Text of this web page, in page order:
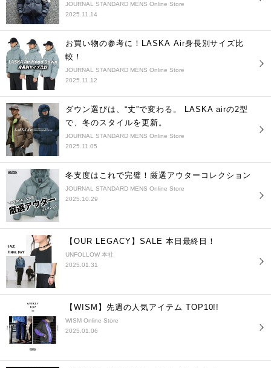
JOURNAL STANDARD MENS Online Store
2025.11.14
お買い物の参考に！LASKA Air身長別サイズ比
較！
JOURNAL STANDARD MENS Online Store
2025.11.12
ダウン選びは、“丈”で変わる。 LASKA airの2型
で、冬のスタイルを更新。
JOURNAL STANDARD MENS Online Store
2025.11.05
冬支度はこれで完璧！厳選アウターコレクション
JOURNAL STANDARD MENS Online Store
2025.10.29
【OUR LEGACY】SALE 本日最終日！
UNFOLLOW 本社
2025.01.31
【WISM】先週の人気アイテム TOP10!!
WISM Online Store
2025.01.06